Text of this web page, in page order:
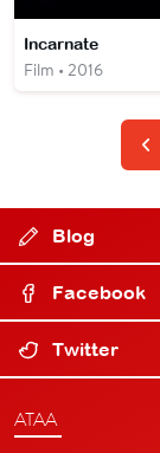
Incarnate
Film • 2016
Blog
Facebook
Twitter
ATAA